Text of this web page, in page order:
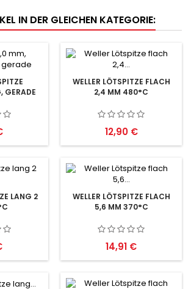
IN DER GLEICHEN KATEGORIE:
2
WELLER LÖTSPITZE FLACH
2,4 MM 480°C
Preis
12,90 €
LANG 2
WELLER LÖTSPITZE FLACH
5,6 MM 370°C
Preis
14,91 €